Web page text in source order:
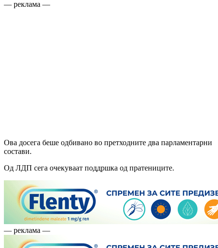
— реклама —
Ова досега беше одбивано во претходните два парламентарни
состави.
Од ЛДП сега очекуваат поддршка од пратениците.
— реклама —